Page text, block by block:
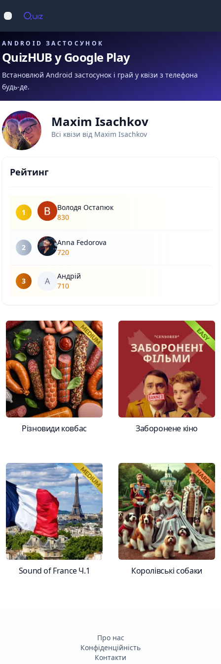
Відкрити меню
ANDROID ЗАСТОСУНОК
QuizHUB у Google Play
Встановлюй Android застосунок і грай у квізи з телефона
будь-де.
Maxim Isachkov
Всі квізи від Maxim Isachkov
Рейтинг
1
Володя Остапюк
830
2
Anna Fedorova
720
3 А
Андрій
710
Різновиди ковбас Заборонене кіно
Sound of France Ч.1 Королівські собаки
Про нас
Конфіденційність
Контакти